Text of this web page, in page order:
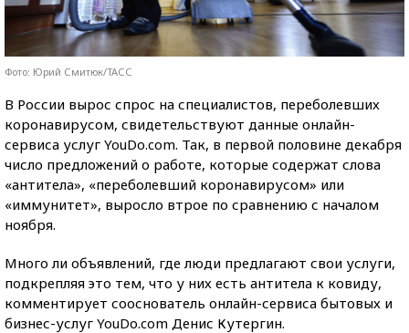
Фото: Юрий Смитюк/ТАСС
В России вырос спрос на специалистов, переболевших
коронавирусом, свидетельствуют данные онлайн-
сервиса услуг YouDo.com. Так, в первой половине декабря
число предложений о работе, которые содержат слова
«антитела», «переболевший коронавирусом» или
«иммунитет», выросло втрое по сравнению с началом
ноября.
Много ли объявлений, где люди предлагают свои услуги,
подкрепляя это тем, что у них есть антитела к ковиду,
комментирует сооснователь онлайн-сервиса бытовых и
бизнес-услуг YouDo.com Денис Кутергин.